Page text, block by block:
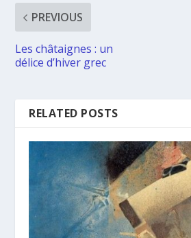
PREVIOUS
Les châtaignes : un
délice d’hiver grec
RELATED POSTS